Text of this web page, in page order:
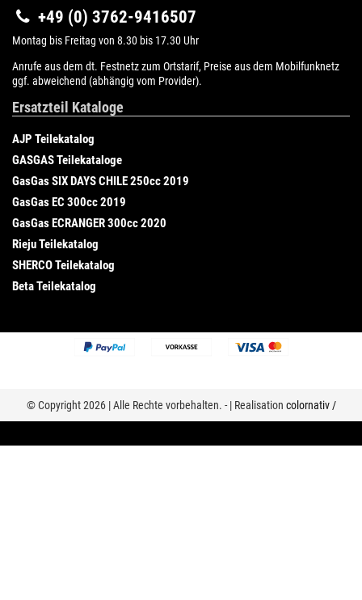
+49 (0) 3762-9416507
Montag bis Freitag von 8.30 bis 17.30 Uhr
Anrufe aus dem dt. Festnetz zum Ortstarif, Preise aus dem Mobilfunknetz
ggf. abweichend (abhängig vom Provider).
Ersatzteil Kataloge
AJP Teilekatalog
GASGAS Teilekataloge
GasGas SIX DAYS CHILE 250cc 2019
GasGas EC 300cc 2019
GasGas ECRANGER 300cc 2020
Rieju Teilekatalog
SHERCO Teilekatalog
Beta Teilekatalog
© Copyright 2026 | Alle Rechte vorbehalten. - | Realisation colornativ /